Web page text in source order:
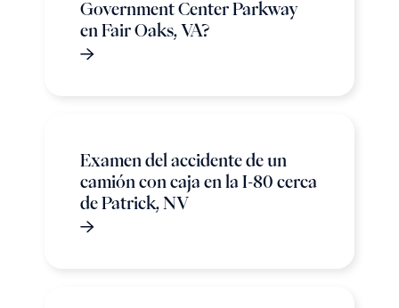
Government Center Parkway
en Fair Oaks, VA?
Examen del accidente de un
camión con caja en la I-80 cerca
de Patrick, NV